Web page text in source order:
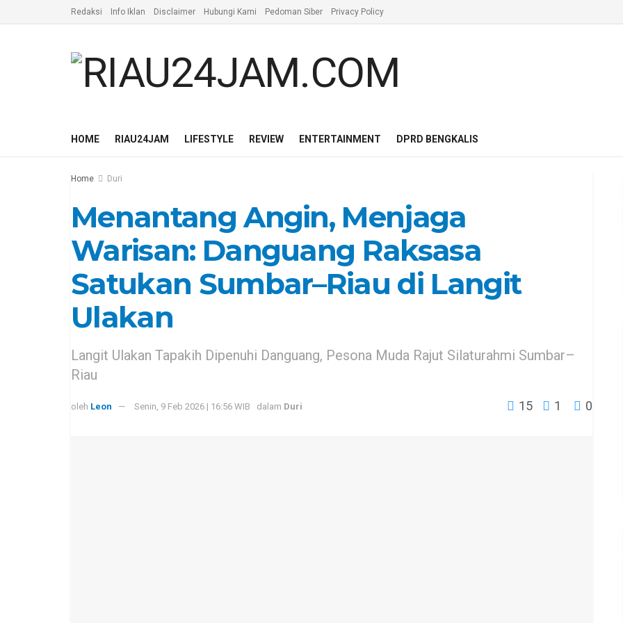
Redaksi Info Iklan Disclaimer Hubungi Kami Pedoman Siber Privacy Policy
HOME RIAU24JAM LIFESTYLE REVIEW ENTERTAINMENT DPRD BENGKALIS
Home Duri
Menantang Angin, Menjaga
Warisan: Danguang Raksasa
Satukan Sumbar–Riau di Langit
Ulakan
Langit Ulakan Tapakih Dipenuhi Danguang, Pesona Muda Rajut Silaturahmi Sumbar–
Riau
oleh Leon Senin, 9 Feb 2026 | 16:56 WIB dalam Duri 15 1 0